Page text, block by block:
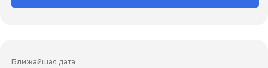
Ближайшая дата